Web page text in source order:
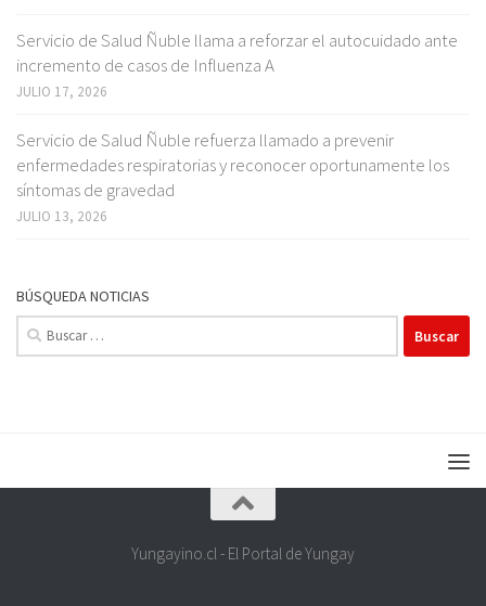
Servicio de Salud Ñuble llama a reforzar el autocuidado ante
incremento de casos de Influenza A
JULIO 17, 2026
Servicio de Salud Ñuble refuerza llamado a prevenir
enfermedades respiratorias y reconocer oportunamente los
síntomas de gravedad
JULIO 13, 2026
BÚSQUEDA NOTICIAS
Buscar:
Yungayino.cl - El Portal de Yungay